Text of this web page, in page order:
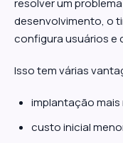
resolver um
desenvolvimento, o
configura usuários e
Isso tem várias
implantação mais
custo inicial